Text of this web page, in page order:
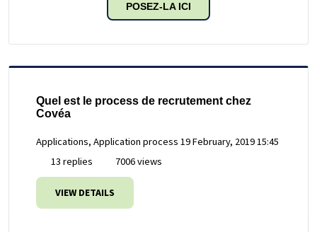
POSEZ-LA ICI
Quel est le process de recrutement chez
Covéa
Applications, Application process 19 February, 2019 15:45
13 replies
7006 views
VIEW DETAILS